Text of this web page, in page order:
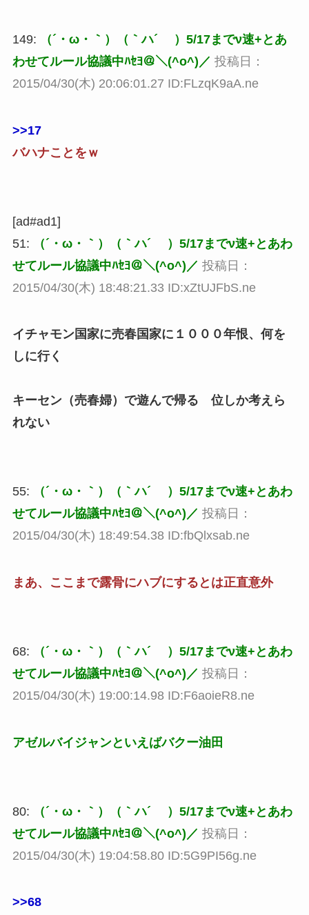
149:
（´・ω・｀）（｀ハ´ ）5/17までν速+とあ
わせてルール協議中ﾊｾﾖ＠＼(^o^)／ 投稿日：
2015/04/30(木) 20:06:01.27 ID:FLzqK9aA.ne
>>17
バハナことをｗ
[ad#ad1]
51:
（´・ω・｀）（｀ハ´ ）5/17までν速+とあわ
せてルール協議中ﾊｾﾖ＠＼(^o^)／ 投稿日：
2015/04/30(木) 18:48:21.33 ID:xZtUJFbS.ne
イチャモン国家に売春国家に１０００年恨、何を
しに行く
キーセン（売春婦）で遊んで帰る 位しか考えら
れない
55:
（´・ω・｀）（｀ハ´ ）5/17までν速+とあわ
せてルール協議中ﾊｾﾖ＠＼(^o^)／ 投稿日：
2015/04/30(木) 18:49:54.38 ID:fbQlxsab.ne
まあ、ここまで露骨にハブにするとは正直意外
68:
（´・ω・｀）（｀ハ´ ）5/17までν速+とあわ
せてルール協議中ﾊｾﾖ＠＼(^o^)／ 投稿日：
2015/04/30(木) 19:00:14.98 ID:F6aoieR8.ne
アゼルバイジャンといえばバクー油田
80:
（´・ω・｀）（｀ハ´ ）5/17までν速+とあわ
せてルール協議中ﾊｾﾖ＠＼(^o^)／ 投稿日：
2015/04/30(木) 19:04:58.80 ID:5G9PI56g.ne
>>68